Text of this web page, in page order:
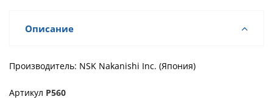
Описание
Производитель: NSK Nakanishi Inc. (Япония)
Артикул P560